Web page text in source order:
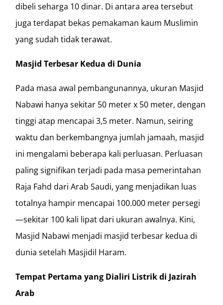
dibeli seharga 10 dinar. Di antara area tersebut
juga terdapat bekas pemakaman kaum Muslimin
yang sudah tidak terawat.
Masjid Terbesar Kedua di Dunia
Pada masa awal pembangunannya, ukuran Masjid
Nabawi hanya sekitar 50 meter x 50 meter, dengan
tinggi atap mencapai 3,5 meter. Namun, seiring
waktu dan berkembangnya jumlah jamaah, masjid
ini mengalami beberapa kali perluasan. Perluasan
paling signifikan terjadi pada masa pemerintahan
Raja Fahd dari Arab Saudi, yang menjadikan luas
totalnya hampir mencapai 100.000 meter persegi
—sekitar 100 kali lipat dari ukuran awalnya. Kini,
Masjid Nabawi menjadi masjid terbesar kedua di
dunia setelah Masjidil Haram.
Tempat Pertama yang Dialiri Listrik di Jazirah
Arab